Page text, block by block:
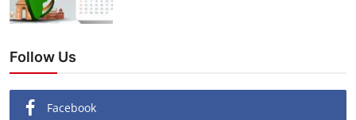
Follow Us
Facebook